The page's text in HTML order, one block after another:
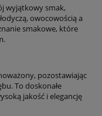
wyjątkowy smak,
owocowością a
smakowe, które
pozostawiając
To doskonałe
jakość i elegancję